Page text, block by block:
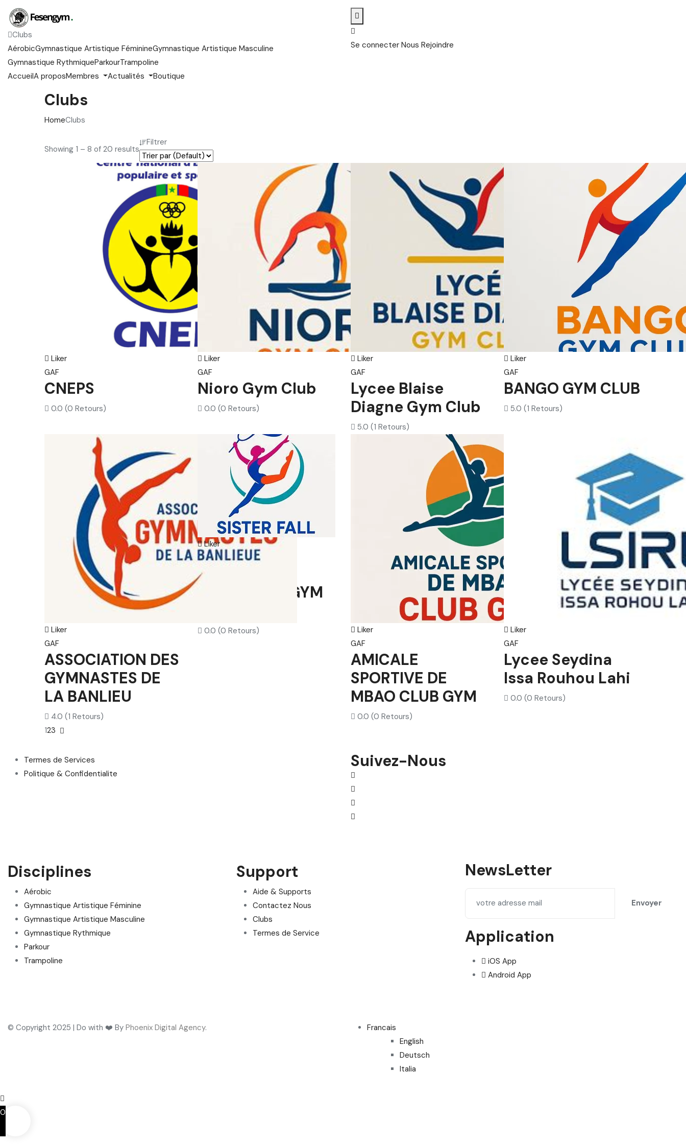
Clubs
AérobicGymnastique Artistique FéminineGymnastique Artistique Masculine
Gymnastique RythmiqueParkourTrampoline
AccueilA proposMembres Actualités Boutique
Se connecter Nous Rejoindre
Clubs
HomeClubs
Showing 1 – 8 of 20 results
Filtrer
Liker
GAF
CNEPS
0.0 (0 Retours)
Liker
GAF
Nioro Gym Club
0.0 (0 Retours)
Liker
GAF
Lycee Blaise
Diagne Gym Club
5.0 (1 Retours)
Liker
GAF
BANGO GYM CLUB
5.0 (1 Retours)
Liker
GAF
ASSOCIATION DES
GYMNASTES DE
LA BANLIEU
4.0 (1 Retours)
Liker
Gymnastique Rythmique
SISTER FALL
RYTHMIQUE GYM
0.0 (0 Retours)
Liker
GAF
AMICALE
SPORTIVE DE
MBAO CLUB GYM
0.0 (0 Retours)
Liker
GAF
Lycee Seydina
Issa Rouhou Lahi
0.0 (0 Retours)
123
Termes de Services
Politique & Confidentialite
Suivez-Nous
Disciplines
Aérobic
Gymnastique Artistique Féminine
Gymnastique Artistique Masculine
Gymnastique Rythmique
Parkour
Trampoline
Support
Aide & Supports
Contactez Nous
Clubs
Termes de Service
NewsLetter
Envoyer
Application
iOS App
Android App
© Copyright 2025 | Do with ❤️ By Phoenix Digital Agency.
Francais
English
Deutsch
Italia
0